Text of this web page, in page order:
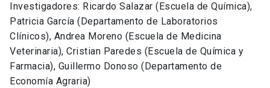
Investigadores: Ricardo Salazar (Escuela de Química),
Patricia García (Departamento de Laboratorios
Clínicos), Andrea Moreno (Escuela de Medicina
Veterinaria), Cristian Paredes (Escuela de Química y
Farmacia), Guillermo Donoso (Departamento de
Economía Agraria)